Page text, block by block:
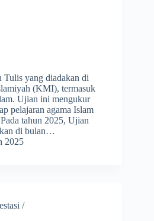
yang diadakan di
(KMI), termasuk
Ujian ini mengukur
pelajaran agama Islam
tahun 2025, Ujian
di bulan…
2025
/